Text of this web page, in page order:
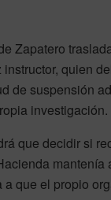
Zapatero
quien
de suspensión
investigación.
que decidir si
mantenía
a que el propio